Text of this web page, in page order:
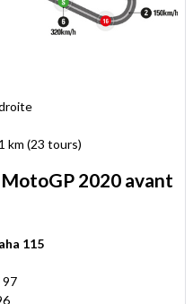
km (23 tours)
2020 avant
115
97